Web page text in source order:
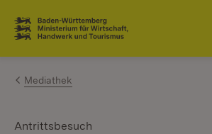
Zum Inhalt springen
Link zur Startseite
Mediathek
Antrittsbesuch